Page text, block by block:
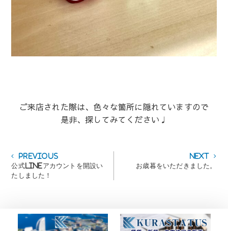
ご来店された際は、色々な箇所に隠れていますので
是非、探してみてください♩
投
稿
ナ
PreviousPrevious
post:
公式LINEアカウントを開設い
たしました！
Next
post:お歳暮をいただきました。